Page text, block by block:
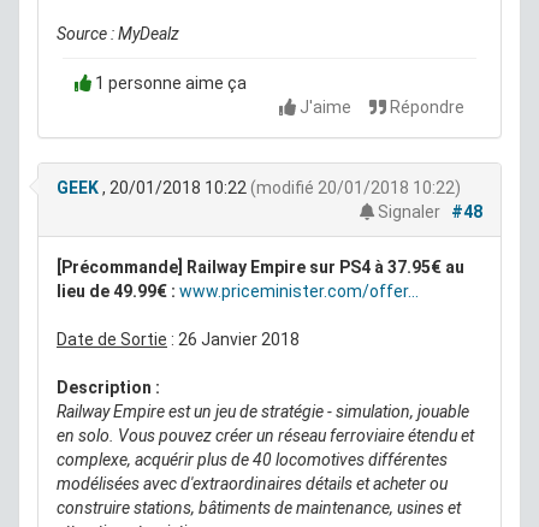
Source : MyDealz
1 personne aime ça
J'aime
Répondre
GEEK, 20/01/2018 10:22 (modifié 20/01/2018 10:22)
Signaler
#48
[Précommande] Railway Empire sur PS4 à 37.95€ au
lieu de 49.99€ : www.priceminister.com/offer...
Date de Sortie : 26 Janvier 2018
Description :
Railway Empire est un jeu de stratégie - simulation, jouable
en solo. Vous pouvez créer un réseau ferroviaire étendu et
complexe, acquérir plus de 40 locomotives différentes
modélisées avec d'extraordinaires détails et acheter ou
construire stations, bâtiments de maintenance, usines et